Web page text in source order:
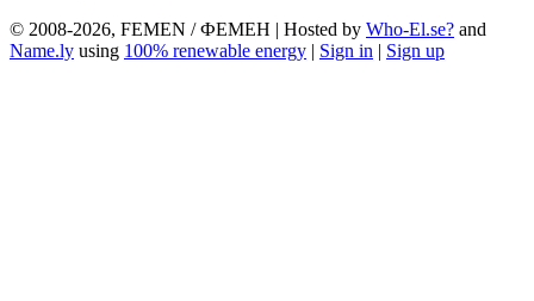
© 2008-2026, FEMEN / ФЕМЕН | Hosted by Who-El.se? and
Name.ly using 100% renewable energy | Sign in | Sign up